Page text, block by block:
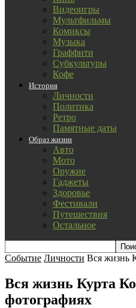
Видеоигры
Мультфильмы
Комиксы
Музыка
Граффити
Субкультуры
Кофе
История
Личности
Политика
Ретро
Памятные даты
Образ жизни
Авто
Мото
Оружие
Гаджеты
Здоровье
Фестивали
Путешествия
Остальное
Событие Личности Вся жизнь
Вся жизнь Курта
фотографиях